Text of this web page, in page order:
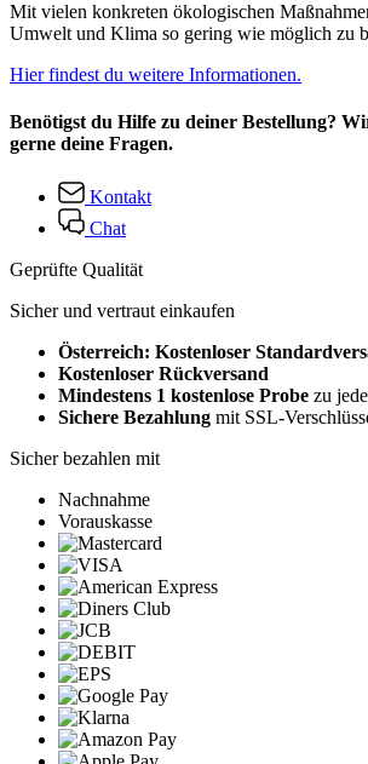
Mit vielen konkreten ökologischen
Umwelt und Klima so gering wie möglich zu
Hier findest du weitere Informationen.
Benötigst du Hilfe zu deiner Bestellung?
gerne deine Fragen.
Kontakt
Chat
Geprüfte Qualität
Sicher und vertraut einkaufen
Österreich: Kostenloser
Kostenloser Rückversand
Mindestens 1 kostenlose Probe zu
Sichere Bezahlung mit SSL-
Sicher bezahlen mit
Nachnahme
Vorauskasse